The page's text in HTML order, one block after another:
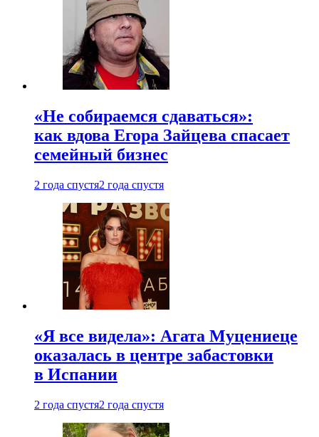
«Не собираемся сдаваться»:
как вдова Егора Зайцева спасает
семейный бизнес
2 года спустя2 года спустя
«Я все видела»: Агата Муцениеце
оказалась в центре забастовки
в Испании
2 года спустя2 года спустя